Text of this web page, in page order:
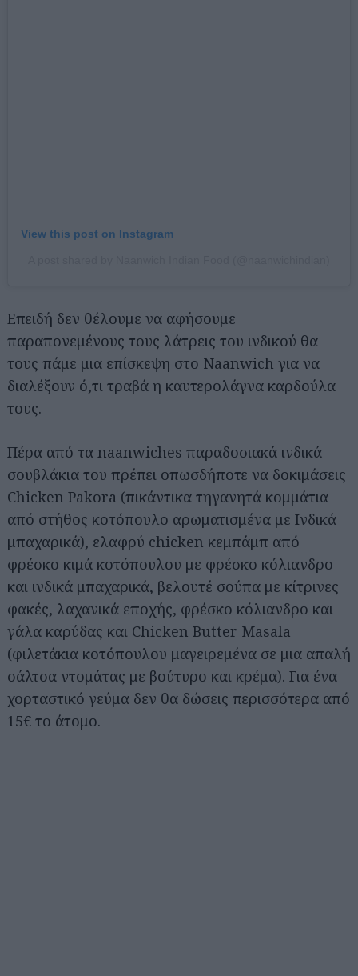
View this post on Instagram
Επειδή δεν θέλουμε να αφήσουμε
παραπονεμένους τους λάτρεις του ινδικού θα
τους πάμε μια επίσκεψη στο Naanwich για να
διαλέξουν ό,τι τραβά η καυτερολάγνα καρδούλα
τους.
Πέρα από τα naanwiches παραδοσιακά ινδικά
σουβλάκια του πρέπει οπωσδήποτε να δοκιμάσεις
Chicken Pakora (πικάντικα τηγανητά κομμάτια
από στήθος κοτόπουλο αρωματισμένα με Ινδικά
μπαχαρικά), ελαφρύ chicken κεμπάμπ από
φρέσκο κιμά κοτόπουλου με φρέσκο κόλιανδρο
και ινδικά μπαχαρικά, βελουτέ σούπα με κίτρινες
φακές, λαχανικά εποχής, φρέσκο κόλιανδρο και
γάλα καρύδας και Chicken Butter Masala
(φιλετάκια κοτόπουλου μαγειρεμένα σε μια απαλή
σάλτσα ντομάτας με βούτυρο και κρέμα). Για ένα
χορταστικό γεύμα δεν θα δώσεις περισσότερα από
15€ το άτομο.